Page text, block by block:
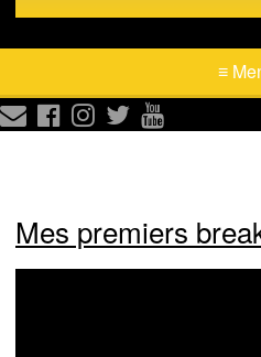
≡
    
Mes premiers